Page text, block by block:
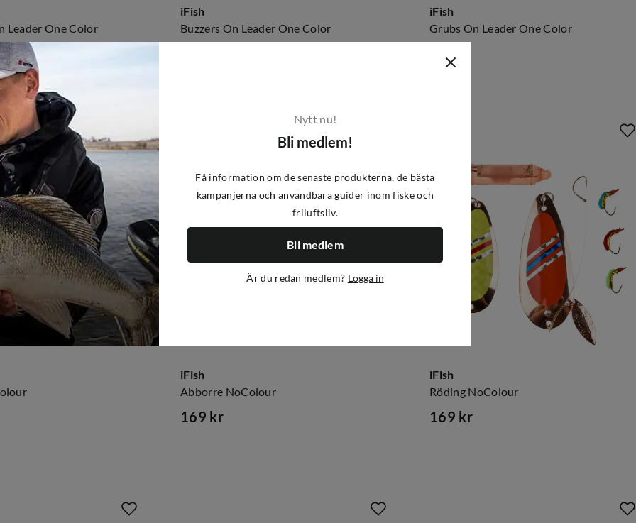
Leader One Color
iFish
Buzzers On Leader One Color
iFish
Grubs On Leader One Color
price
79 kr
iFish
Abborre NoColour
169 kr
iFish
Röding NoColour
169 kr
Nytt nu!
Bli medlem!
Få information om de senaste produkterna, de bästa
kampanjerna och användbara guider inom fiske och
friluftsliv.
Bli medlem
Är du redan medlem? Logga in